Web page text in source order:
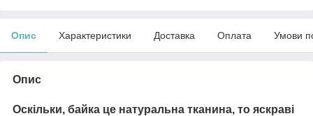
Опис Характеристики Доставка Оплата Умови
Опис
Оскільки, байка це натуральна тканина, то яскраві